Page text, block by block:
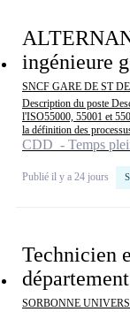
ingénieure
SNCF GARE DE ST
Description du poste
l'ISO55000, 55001 et
la définition des processus
CDD - Temps
Publié il y a 24 jours
Technicien
SORBONNE